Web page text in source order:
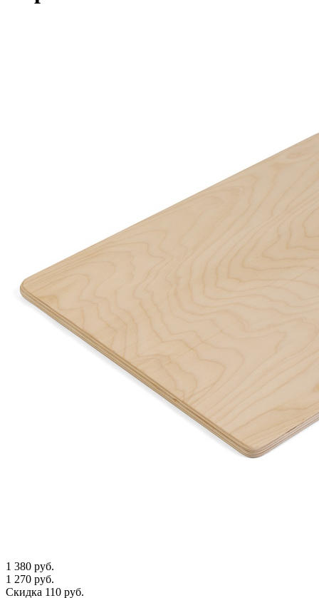
1 380 руб.
1 270 руб.
Скидка 110 руб.